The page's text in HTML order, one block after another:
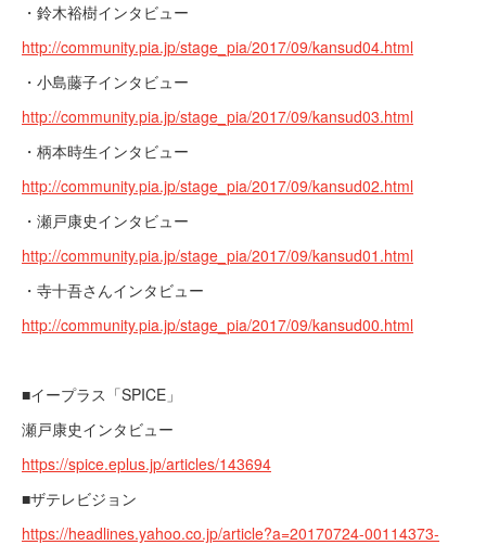
・鈴木裕樹インタビュー
http://community.pia.jp/stage_pia/2017/09/kansud04.html
・小島藤子インタビュー
http://community.pia.jp/stage_pia/2017/09/kansud03.html
・柄本時生インタビュー
http://community.pia.jp/stage_pia/2017/09/kansud02.html
・瀬戸康史インタビュー
http://community.pia.jp/stage_pia/2017/09/kansud01.html
・寺十吾さんインタビュー
http://community.pia.jp/stage_pia/2017/09/kansud00.html
■イープラス「SPICE」
瀬戸康史インタビュー
https://spice.eplus.jp/articles/143694
■ザテレビジョン
https://headlines.yahoo.co.jp/article?a=20170724-00114373-